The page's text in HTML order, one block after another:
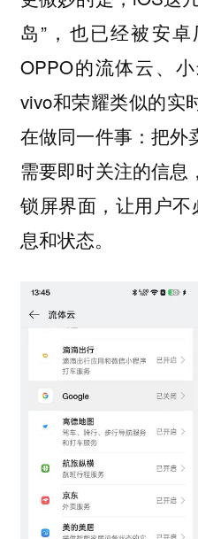
岛”，也已经被安卓
OPPO的流体云、
vivo和荣耀类似的实
在做同一件事：把外
需要即时关注的信息
锁屏界面，让用户
息和状态。